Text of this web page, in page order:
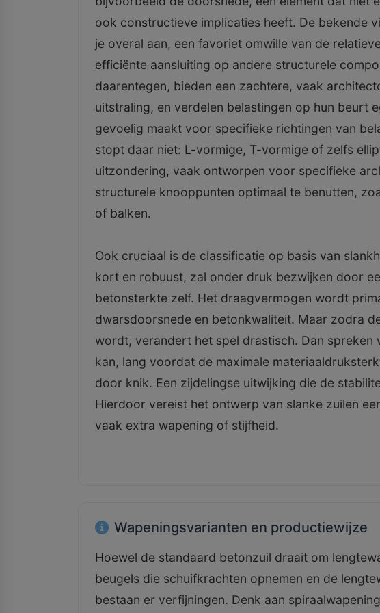
ook constructieve implicaties heeft. De bekende
je overal aan, een favoriet omwille van de
efficiënte aansluiting op andere structurele
daarentegen, bieden een zachtere, vaak
uitstraling, en verdelen belastingen op hun beurt
gevoelig maakt voor specifieke richtingen van
stopt daar niet: L-vormige, T-vormige of zelfs
uitzondering, vaak ontworpen voor specifieke
structurele knooppunten optimaal te benutten,
of balken.
Ook cruciaal is de classificatie op basis van
kort en robuust, zal onder druk bezwijken door
betonsterkte zelf. Het draagvermogen wordt
dwarsdoorsnede en betonkwaliteit. Maar zodra
wordt, verandert het spel drastisch. Dan spreken
kan, lang voordat de maximale
door knik. Een zijdelingse uitwijking die de
Hierdoor vereist het ontwerp van slanke zuilen
vaak extra wapening of stijfheid.
Wapeningsvarianten en productiewijze
Hoewel de standaard betonzuil draait om
beugels die schuifkrachten opnemen en de
bestaan er verfijningen. Denk aan